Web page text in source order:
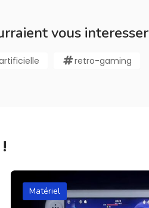
vous interesser
retro-gaming
Matériel